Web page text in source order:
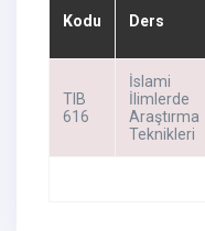
Kodu Ders
TIB
616
İslami
İlimlerde
Araştırma
Teknikleri